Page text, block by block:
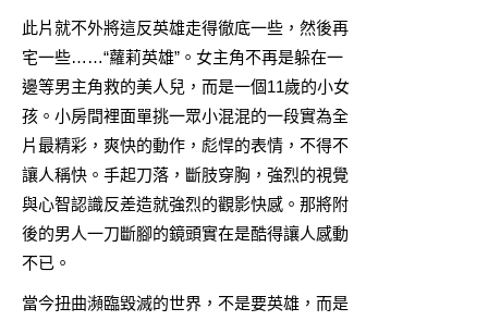
此片就不外將這反英雄走得徹底一些，然後再
宅一些……“蘿莉英雄”。女主角不再是躲在一
邊等男主角救的美人兒，而是一個11歲的小女
孩。小房間裡面單挑一眾小混混的一段實為全
片最精彩，爽快的動作，彪悍的表情，不得不
讓人稱快。手起刀落，斷肢穿胸，強烈的視覺
與心智認識反差造就強烈的觀影快感。那將附
後的男人一刀斷腳的鏡頭實在是酷得讓人感動
不已。
當今扭曲瀕臨毀滅的世界，不是要英雄，而是